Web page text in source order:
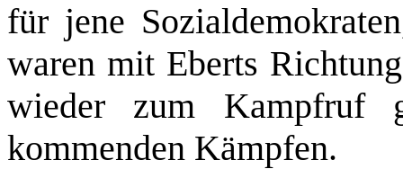
für jene
waren mit Eberts
wieder zum Kampfruf
kommenden Kämpfen.